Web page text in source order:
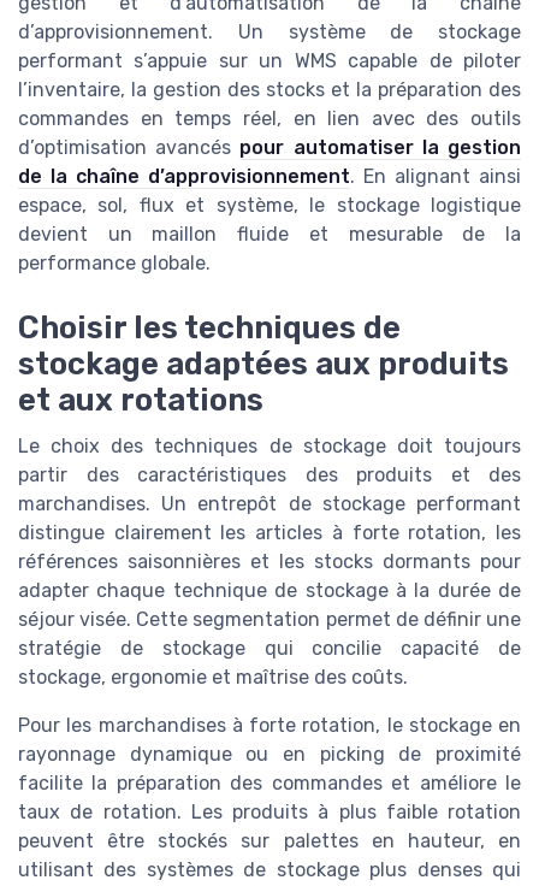
d’approvisionnement. Un système de stockage
performant s’appuie sur un WMS capable de piloter
l’inventaire, la gestion des stocks et la préparation des
commandes en temps réel, en lien avec des outils
d’optimisation avancés pour automatiser la gestion
de la chaîne d’approvisionnement. En alignant ainsi
espace, sol, flux et système, le stockage logistique
devient un maillon fluide et mesurable de la
performance globale.
Choisir les techniques de
stockage adaptées aux produits
et aux rotations
Le choix des techniques de stockage doit toujours
partir des caractéristiques des produits et des
marchandises. Un entrepôt de stockage performant
distingue clairement les articles à forte rotation, les
références saisonnières et les stocks dormants pour
adapter chaque technique de stockage à la durée de
séjour visée. Cette segmentation permet de définir une
stratégie de stockage qui concilie capacité de
stockage, ergonomie et maîtrise des coûts.
Pour les marchandises à forte rotation, le stockage en
rayonnage dynamique ou en picking de proximité
facilite la préparation des commandes et améliore le
taux de rotation. Les produits à plus faible rotation
peuvent être stockés sur palettes en hauteur, en
utilisant des systèmes de stockage plus denses qui